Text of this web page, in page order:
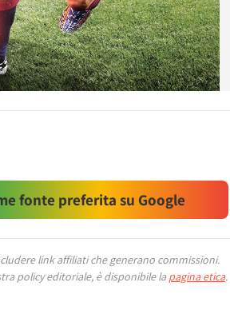
fonte preferita su Google
link affiliati che generano commissioni.
policy editoriale, è disponibile la pagina etica.